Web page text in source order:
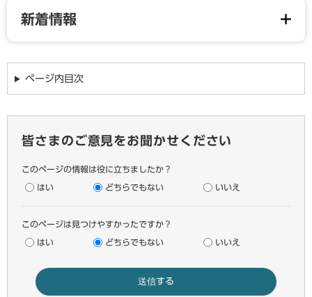
新着情報
ページ内目次
皆さまのご意見をお聞かせください
このページの情報は役に立ちましたか？
はい どちらでもない いいえ
このページは見つけやすかったですか？
はい どちらでもない いいえ